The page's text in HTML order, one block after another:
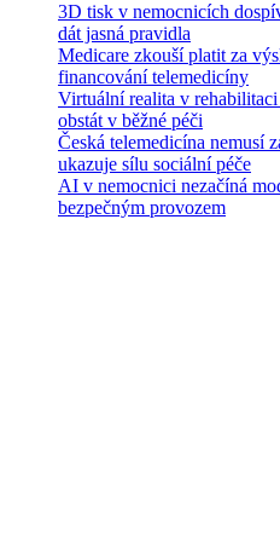
3D tisk v nemocnicích
dát jasná pravidla
Medicare zkouší platit za
financování telemedicíny
Virtuální realita v
obstát v běžné péči
Česká telemedicína nemusí
ukazuje sílu sociální péče
AI v nemocnici nezačíná
bezpečným provozem